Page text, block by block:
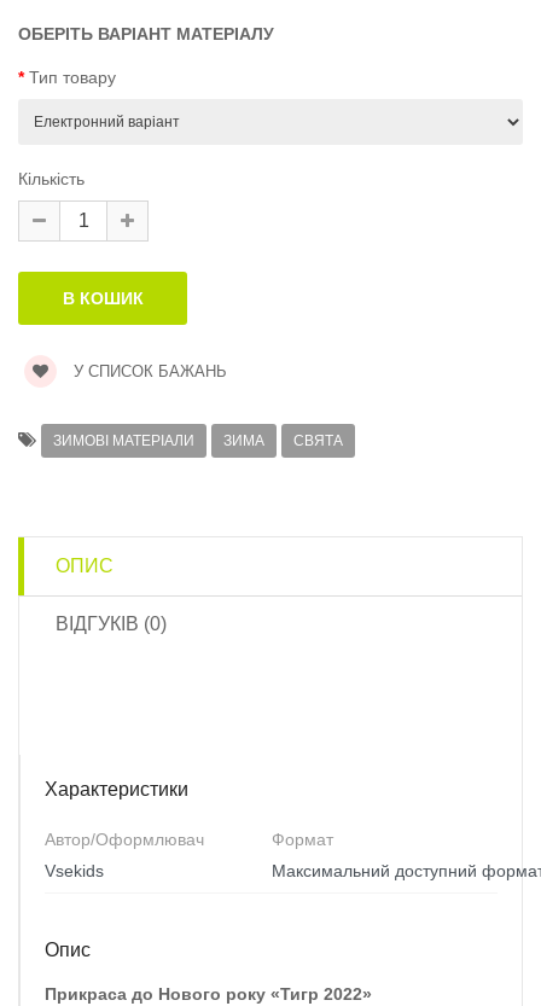
матеріал
ОБЕРІТЬ ВАРІАНТ МАТЕРІАЛУ
Тип товару
Кількість
У СПИСОК БАЖАНЬ
ЗИМОВІ МАТЕРІАЛИ ЗИМА СВЯТА
ОПИС
ВІДГУКІВ (0)
Характеристики
Автор/Оформлювач
Vsekids
Формат
Максимальний доступний
Опис
Прикраса до Нового року «Тигр 2022»